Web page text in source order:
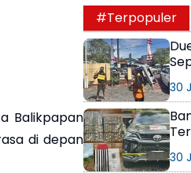
Balikpapan
di depan
#Terpopuler
30
30